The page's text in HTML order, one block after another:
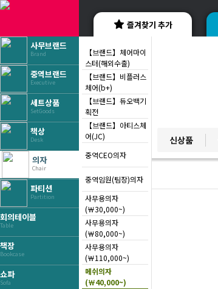
사무브랜드
Brand
중역브랜드
Executive
세트상품
SetGoods
책상
Desk
의자
Chair
파티션
Partition
회의테이블
Table
책장
Bookcase
쇼파
Sofa
【브랜드】체어마이
스터(해외수출)
【브랜드】비플러스
체어(b+)
【브랜드】듀오백기
획전
【브랜드】아티스체
어(JC)
중역CEO의자
중역임원(팀장)의자
사무용의자
(￦30,000~)
사무용의자
(￦80,000~)
사무용의자
(￦110,000~)
메쉬의자
(￦40,000~)
즐겨찾기 추가
YES BRAND
베스트 브랜드 신상품